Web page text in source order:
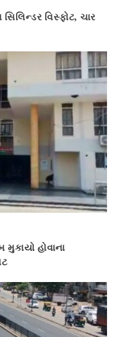
વિસ્ફોટ, ચાર
હોવાના